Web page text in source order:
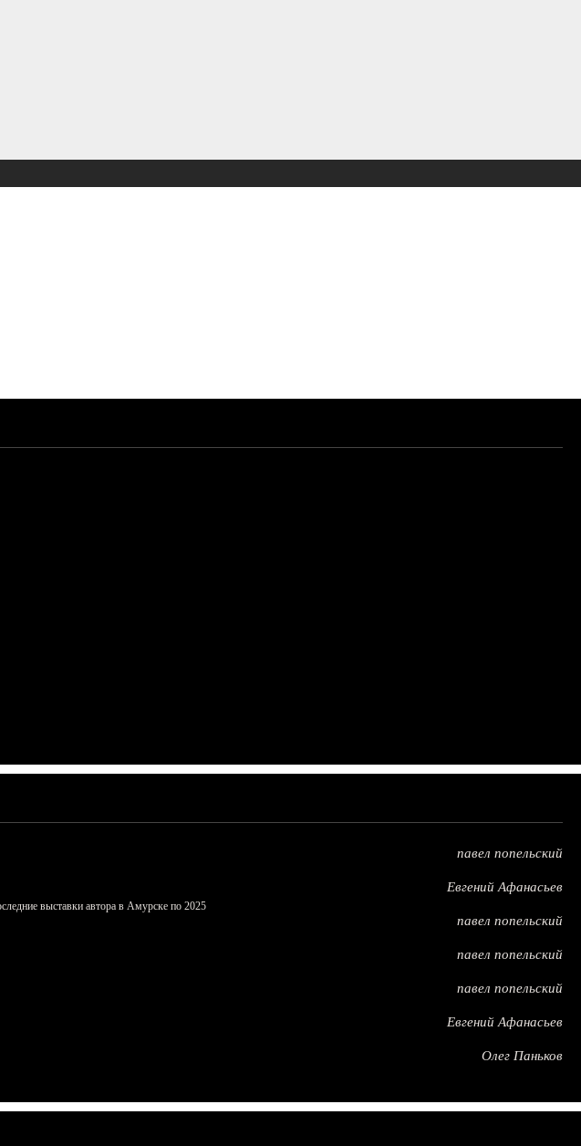
павел попельский
Евгений Афанасьев
выставки автора в Амурске по 2025
павел попельский
павел попельский
павел попельский
Евгений Афанасьев
Олег Паньков